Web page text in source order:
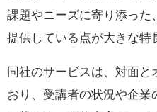
課題やニーズに寄り添った
提供している点が大きな特
同社のサービスは、対面と
おり、受講者の状況や企